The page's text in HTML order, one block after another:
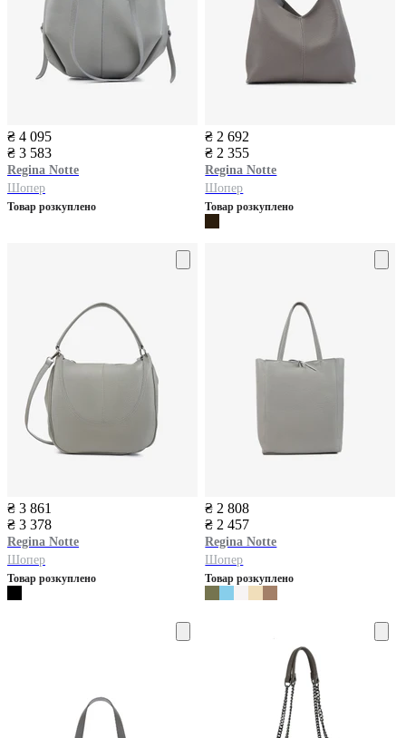
₴ 4 095
₴ 3 583
Regina Notte
Шопер
Товар розкуплено
₴ 2 692
₴ 2 355
Regina Notte
Шопер
Товар розкуплено
₴ 3 861
₴ 3 378
Regina Notte
Шопер
Товар розкуплено
₴ 2 808
₴ 2 457
Regina Notte
Шопер
Товар розкуплено